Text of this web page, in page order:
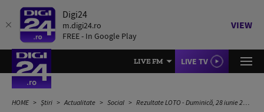
Digi24
m.digi24.ro
FREE - In Google Play
VIEW
LIVE FM LIVE TV
HOME Știri Actualitate Social Rezultate LOTO - Duminică, 28 iunie 2026. Numerele extrase și premiile puse în joc de Loteria Română